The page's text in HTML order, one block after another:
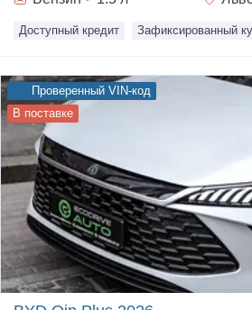
Доступный кредит Зафиксированный
Проверенный VIN-код
В поставке